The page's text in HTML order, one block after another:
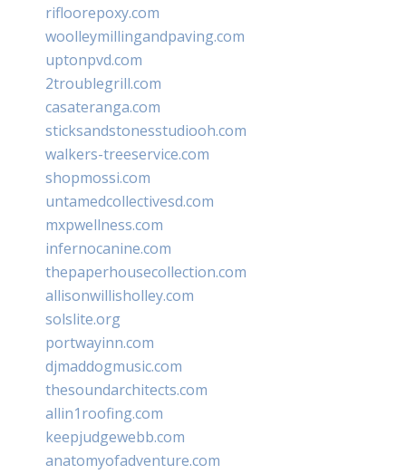
rifloorepoxy.com
woolleymillingandpaving.com
uptonpvd.com
2troublegrill.com
casateranga.com
sticksandstonesstudiooh.com
walkers-treeservice.com
shopmossi.com
untamedcollectivesd.com
mxpwellness.com
infernocanine.com
thepaperhousecollection.com
allisonwillisholley.com
solslite.org
portwayinn.com
djmaddogmusic.com
thesoundarchitects.com
allin1roofing.com
keepjudgewebb.com
anatomyofadventure.com